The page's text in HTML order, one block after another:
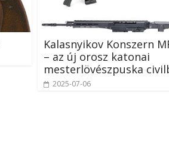
Kalasnyikov Konszern
– az új orosz katonai
mesterlövészpuska
2025-07-06